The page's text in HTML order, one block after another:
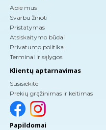
Apie mus
Svarbu žinoti
Pristatymas
Atsiskaitymo būdai
Privatumo politika
Terminai ir sąlygos
Klientų aptarnavimas
Susisiekite
Prekių grąžinimas ir keitimas
Papildomai